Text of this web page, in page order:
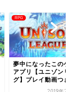
RPG
本気になれるこのゲ
ム！【フォーセイク
ールド：神魔転生】